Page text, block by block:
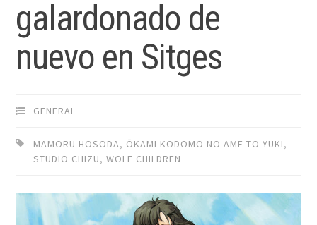
galardonado de
nuevo en Sitges
GENERAL
MAMORU HOSODA, ŌKAMI KODOMO NO AME TO YUKI,
STUDIO CHIZU,WOLF CHILDREN